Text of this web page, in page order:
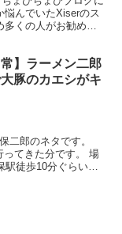
悩んでいたXiserのス
多くの人がお勧めし
常】ラーメン二郎
豚のカエシがキ
二郎のネタです。
ってきた分です。 場
徒歩10分ぐらい。